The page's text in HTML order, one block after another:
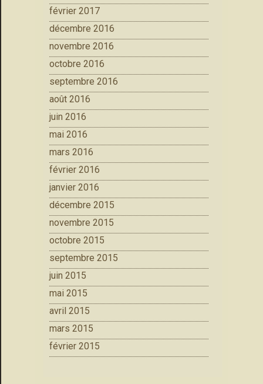
février 2017
décembre 2016
novembre 2016
octobre 2016
septembre 2016
août 2016
juin 2016
mai 2016
mars 2016
février 2016
janvier 2016
décembre 2015
novembre 2015
octobre 2015
septembre 2015
juin 2015
mai 2015
avril 2015
mars 2015
février 2015